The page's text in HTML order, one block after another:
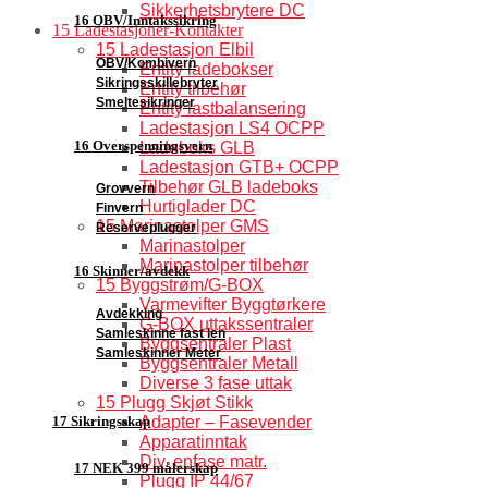
16 OBV/Inntakssikring
OBV/Kombivern
Sikringsskillebryter
Smeltesikringer
16 Overspenningsvern
Grovvern
Finvern
Reserveplugger
16 Skinner/avdekk
Avdekking
Samleskinne fast len
Samleskinner Meter
17 Sikringsskap
17 NEK 399 målerskap
Sikkerhetsbrytere DC
15 Ladestasjoner-Kontakter
15 Ladestasjon Elbil
Entity ladebokser
Entity tilbehør
Entity lastbalansering
Ladestasjon LS4 OCPP
Ladeboks GLB
Ladestasjon GTB+ OCPP
Tilbehør GLB ladeboks
Hurtiglader DC
15 Marinastolper GMS
Marinastolper
Marinastolper tilbehør
15 Byggstrøm/G-BOX
Varmevifter Byggtørkere
G-BOX uttakssentraler
Byggsentraler Plast
Byggsentraler Metall
Diverse 3 fase uttak
15 Plugg Skjøt Stikk
Adapter – Fasevender
Apparatinntak
Div. enfase matr.
Plugg IP 44/67